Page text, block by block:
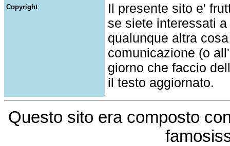
Copyright
Il presente sito e'
se siete interessati
qualunque altra
comunicazione (o
giorno che faccio
il testo aggiornato.
Questo sito era composto